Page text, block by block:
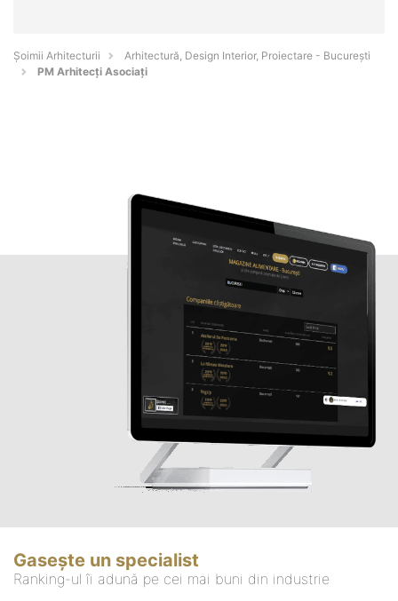
Șoimii Arhitecturii
Arhitectură, Design Interior, Proiectare - Bucureşti
PM Arhitecți Asociați
Gasește un specialist
Ranking-ul îi adună pe cei mai buni din industrie